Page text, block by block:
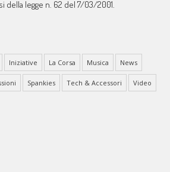
legge n. 62 del 7/03/2001.
Iniziative La Corsa Musica News
Spankies Tech & Accessori Video